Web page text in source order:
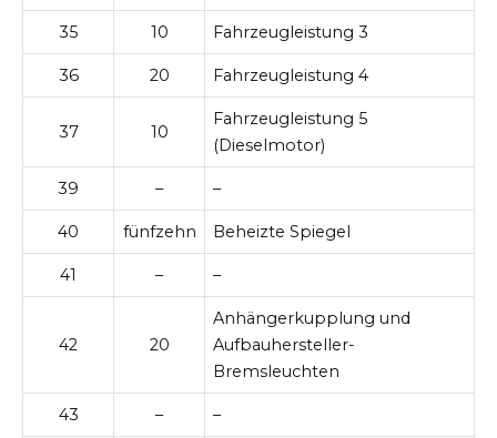
35 10 Fahrzeugleistung 3
36 20 Fahrzeugleistung 4
37 10
Fahrzeugleistung 5
(Dieselmotor)
39 – –
40 fünfzehn Beheizte Spiegel
41 – –
42 20
Anhängerkupplung und
Aufbauhersteller-
Bremsleuchten
43 – –